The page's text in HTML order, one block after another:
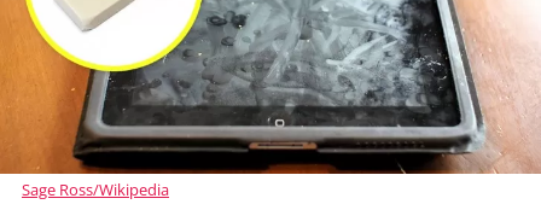
Sage Ross/Wikipedia